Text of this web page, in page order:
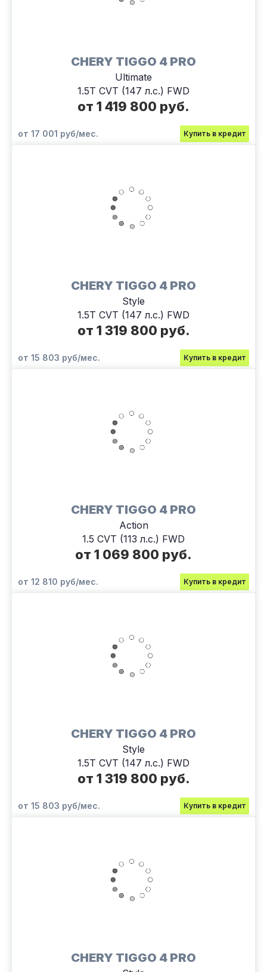
CHERY TIGGO 4 PRO
Ultimate
1.5T CVT (147 л.с.) FWD
от 1 419 800 руб.
от 17 001 руб/мес. Купить в кредит
CHERY TIGGO 4 PRO
Style
1.5T CVT (147 л.с.) FWD
от 1 319 800 руб.
от 15 803 руб/мес. Купить в кредит
CHERY TIGGO 4 PRO
Action
1.5 CVT (113 л.с.) FWD
от 1 069 800 руб.
от 12 810 руб/мес. Купить в кредит
CHERY TIGGO 4 PRO
Style
1.5T CVT (147 л.с.) FWD
от 1 319 800 руб.
от 15 803 руб/мес. Купить в кредит
CHERY TIGGO 4 PRO